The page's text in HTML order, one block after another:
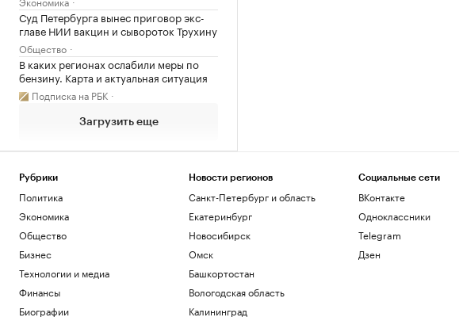
Суд Петербурга вынес приговор экс-
главе НИИ вакцин и сывороток Трухину
Общество
В каких регионах ослабили меры по
бензину. Карта и актуальная ситуация
Подписка на РБК
Загрузить еще
Рубрики
Политика
Экономика
Общество
Бизнес
Технологии и медиа
Финансы
Биографии
Новости регионов
Санкт-Петербург и область
Екатеринбург
Новосибирск
Омск
Башкортостан
Вологодская область
Калининград
Социальные сети
ВКонтакте
Одноклассники
Telegram
Дзен